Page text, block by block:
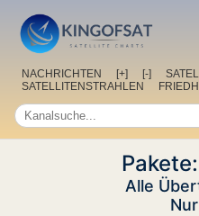
NACHRICHTEN [+] [-]
SATELLITENSTRAHLEN
Pakete:
Alle